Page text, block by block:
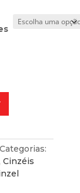
Categorias:
,Cinzéis